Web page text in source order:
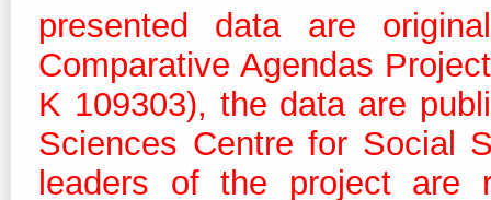
presented data are
Comparative Agendas
K 109303), the data are
Sciences Centre for Social
leaders of the project are